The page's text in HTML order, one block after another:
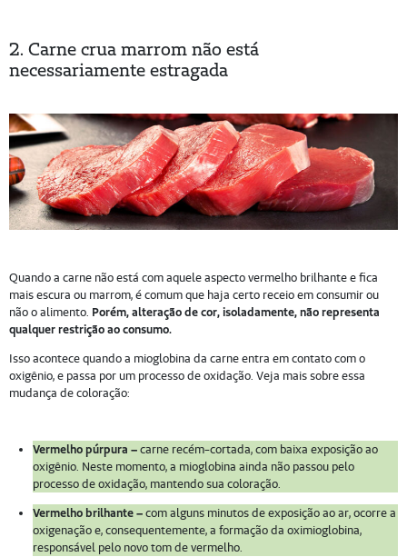
2. Carne crua marrom não está
necessariamente estragada
Quando a carne não está com aquele aspecto vermelho brilhante e fica
mais escura ou marrom, é comum que haja certo receio em consumir ou
não o alimento. Porém, alteração de cor, isoladamente, não representa
qualquer restrição ao consumo.
Isso acontece quando a mioglobina da carne entra em contato com o
oxigênio, e passa por um processo de oxidação. Veja mais sobre essa
mudança de coloração:
Vermelho púrpura –carne recém-cortada, com baixa exposição ao
oxigênio. Neste momento, a mioglobina ainda não passou pelo
processo de oxidação, mantendo sua coloração.
Vermelho brilhante –com alguns minutos de exposição ao ar, ocorre a
oxigenação e, consequentemente, a formação da oximioglobina,
responsável pelo novo tom de vermelho.